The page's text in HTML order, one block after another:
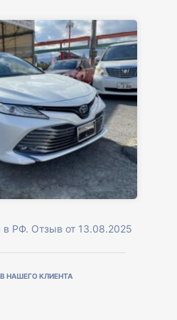
в РФ. Отзыв от 13.08.2025
НАШЕГО КЛИЕНТА